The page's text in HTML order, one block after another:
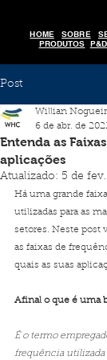
HOME SOBRE
PRODUTOS P&D
Post
Entenda as
aplicações
Willian
6 de abr. de
Atualizado: 5 de
Há uma grande
utilizadas para as
setores. Neste post
as faixas de
quais as suas
Afinal o que é uma
É o termo
frequência